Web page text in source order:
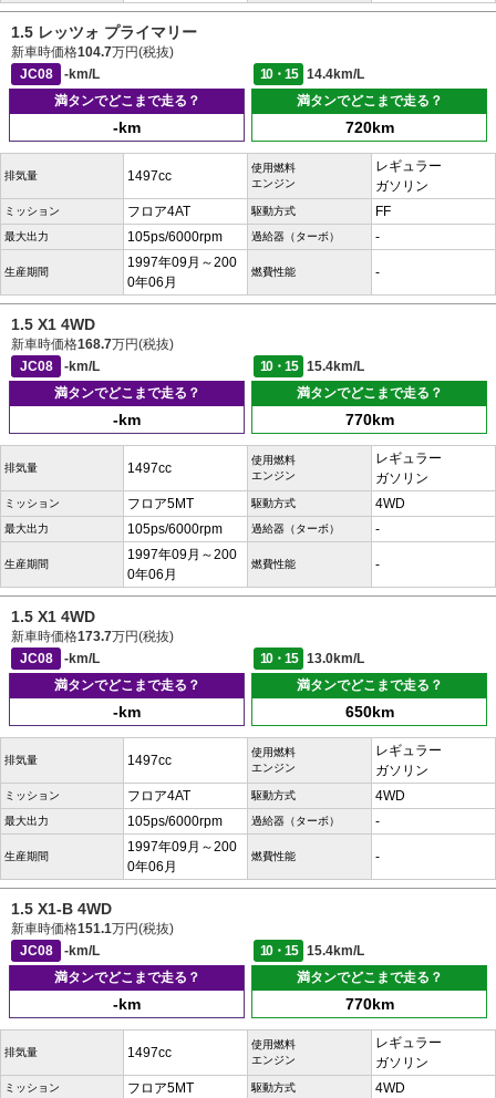
1.5 レッツォ プライマリー
新車時価格104.7万円(税抜)
JC08
-km/L 10・15
14.4km/L
満タンでどこまで走る？
-km
満タンでどこまで走る？
720km
排気量 1497cc
使用燃料
エンジン
レギュラー
ガソリン
ミッション フロア4AT 駆動方式 FF
最大出力 105ps/6000rpm 過給器（ターボ） -
生産期間
1997年09月～200
0年06月
燃費性能 -
1.5 X1 4WD
新車時価格168.7万円(税抜)
JC08
-km/L 10・15
15.4km/L
満タンでどこまで走る？
-km
満タンでどこまで走る？
770km
排気量 1497cc
使用燃料
エンジン
レギュラー
ガソリン
ミッション フロア5MT 駆動方式 4WD
最大出力 105ps/6000rpm 過給器（ターボ） -
生産期間
1997年09月～200
0年06月
燃費性能 -
1.5 X1 4WD
新車時価格173.7万円(税抜)
JC08
-km/L 10・15
13.0km/L
満タンでどこまで走る？
-km
満タンでどこまで走る？
650km
排気量 1497cc
使用燃料
エンジン
レギュラー
ガソリン
ミッション フロア4AT 駆動方式 4WD
最大出力 105ps/6000rpm 過給器（ターボ） -
生産期間
1997年09月～200
0年06月
燃費性能 -
1.5 X1-B 4WD
新車時価格151.1万円(税抜)
JC08
-km/L 10・15
15.4km/L
満タンでどこまで走る？
-km
満タンでどこまで走る？
770km
排気量 1497cc
使用燃料
エンジン
レギュラー
ガソリン
ミッション フロア5MT 駆動方式 4WD